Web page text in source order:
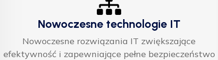
Nowoczesne technologie IT
Nowoczesne rozwiązania IT zwiększające
efektywność i zapewniające pełne bezpieczeństwo